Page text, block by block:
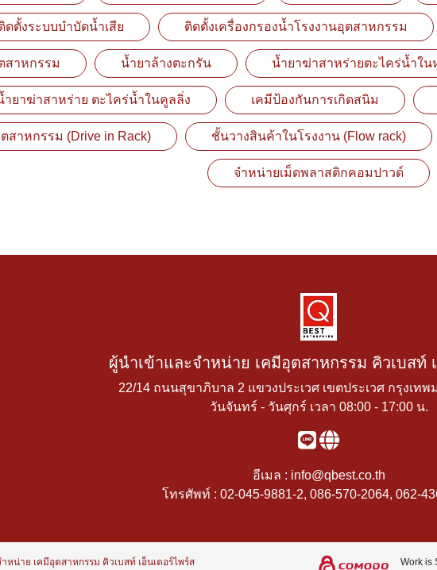
ตั้งระบบบำบัดน้ำเสีย ติดตั้งเครื่องกรองน้ำโรงงานอุตสาหกรรม
สาหกรรม น้ำยาล้างตะกรัน น้ำยาฆ่าสาหร่ายตะไคร่น้ำใน
ำยาฆ่าสาหร่าย ตะไคร่น้ำในคูลลิ่ง เคมีป้องกันการเกิดสนิม
สาหกรรม (Drive in Rack) ชั้นวางสินค้าในโรงงาน (Flow rack)
จำหน่ายเม็ดพลาสติกคอมปาวด์
ผู้นำเข้าและจำหน่าย เคมีอุตสาหกรรม คิวเบสท์
22/14 ถนนสุขาภิบาล 2 แขวงประเวศ เขตประเวศ กรุงเท
วันจันทร์ - วันศุกร์ เวลา 08:00 - 17:00 น.
อีเมล : info@qbest.co.th
โทรศัพท์ : 02-045-9881-2, 086-570-2064, 062-
หน่าย เคมีอุตสาหกรรม คิวเบสท์ เอ็นเตอร์ไพร์ส Work is